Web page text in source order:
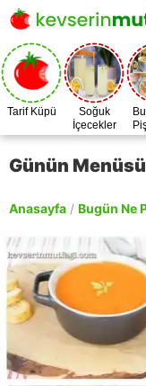
Tarif Küpü
Soğuk
İçecekler
Günün
Anasayfa / Bugün Ne